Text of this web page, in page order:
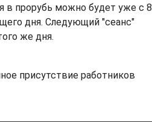
в прорубь можно будет уже с 8
дня. Следующий "сеанс"
же дня.
присутствие работников